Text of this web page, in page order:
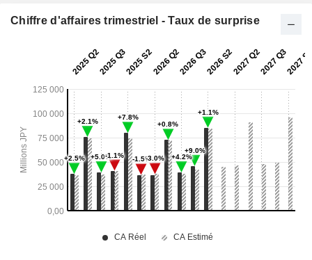
Chiffre d'affaires trimestriel - Taux de surprise